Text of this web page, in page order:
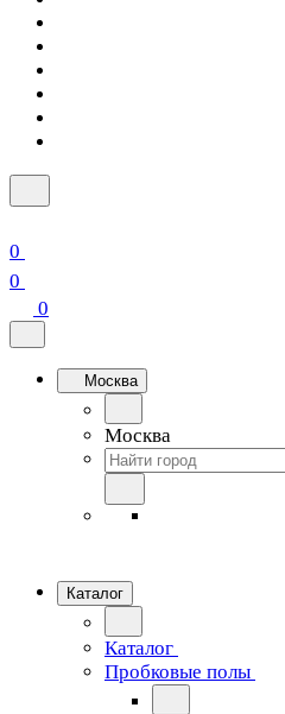
0
0
0
Москва
Москва
Каталог
Каталог
Пробковые полы